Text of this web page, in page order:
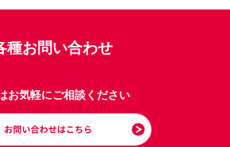
種お問い合わせ
お気軽にご相談ください